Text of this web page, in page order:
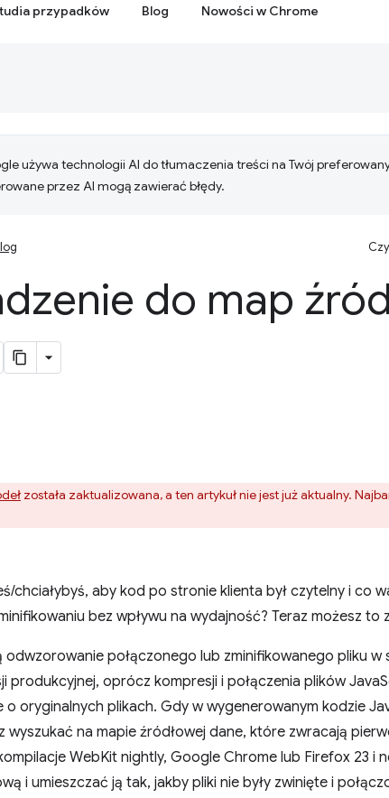
przypadków Blog Nowości w Chrome
używa technologii AI do tłumaczenia treści na Twój
przez AI mogą zawierać błędy.
do map
została zaktualizowana, a ten artykuł nie jest już aktualny.
chciałybyś, aby kod po stronie klienta był czytelny i co
bez wpływu na wydajność? Teraz możesz to
odwzorowanie połączonego lub zminifikowanego pliku w
produkcyjnej, oprócz kompresji i połączenia plików
oryginalnych plikach. Gdy w wygenerowanym kodzie
wyszukać na mapie źródłowej dane, które zwracają
WebKit nightly, Google Chrome lub Firefox 23 i
i umieszczać ją tak, jakby pliki nie były zwinięte i